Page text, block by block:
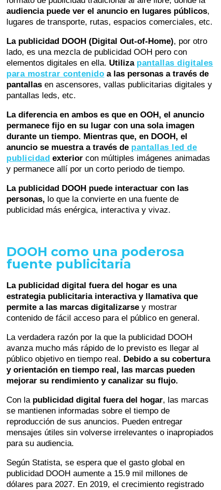
audiencia puede ver el anuncio en lugares públicos,
lugares de transporte, rutas, espacios comerciales, etc.
La publicidad DOOH (Digital Out-of-Home), por otro
lado, es una mezcla de publicidad OOH pero con
elementos digitales en ella. Utiliza pantallas digitales
para mostrar contenido a las personas a través de
pantallas en ascensores, vallas publicitarias digitales y
pantallas leds, etc.
La diferencia en ambos es que en OOH, el anuncio
permanece fijo en su lugar con una sola imagen
durante un tiempo. Mientras que, en DOOH, el
anuncio se muestra a través de pantallas led de
publicidad exteriorcon múltiples imágenes animadas
y permanece allí por un corto periodo de tiempo.
La publicidad DOOH puede interactuar con las
personas, lo que la convierte en una fuente de
publicidad más enérgica, interactiva y vivaz.
DOOH como una poderosa
fuente publicitaria
La publicidad digital fuera del hogar es una
estrategia publicitaria interactiva y llamativa que
permite a las marcas digitalizarse y mostrar
contenido de fácil acceso para el público en general.
La verdadera razón por la que la publicidad DOOH
avanza mucho más rápido de lo previsto es llegar al
público objetivo en tiempo real. Debido a su cobertura
y orientación en tiempo real, las marcas pueden
mejorar su rendimiento y canalizar su flujo.
Con la publicidad digital fuera del hogar, las marcas
se mantienen informadas sobre el tiempo de
reproducción de sus anuncios. Pueden entregar
mensajes útiles sin volverse irrelevantes o inapropiados
para su audiencia.
Según Statista, se espera que el gasto global en
publicidad DOOH aumente a 15.9 mil millones de
dólares para 2027. En 2019, el crecimiento registrado